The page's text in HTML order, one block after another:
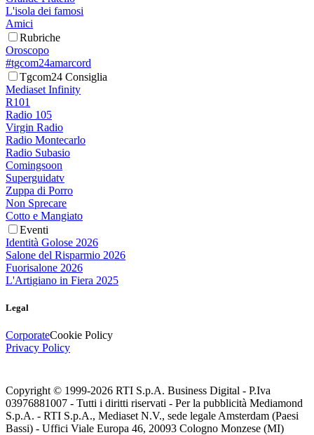
L'isola dei famosi
Amici
Rubriche
Oroscopo
#tgcom24amarcord
Tgcom24 Consiglia
Mediaset Infinity
R101
Radio 105
Virgin Radio
Radio Montecarlo
Radio Subasio
Comingsoon
Superguidatv
Zuppa di Porro
Non Sprecare
Cotto e Mangiato
Eventi
Identità Golose 2026
Salone del Risparmio 2026
Fuorisalone 2026
L'Artigiano in Fiera 2025
Legal
CorporateCookie Policy
Privacy Policy
Copyright © 1999-2026 RTI S.p.A. Business Digital - P.Iva
03976881007 - Tutti i diritti riservati - Per la pubblicità Mediamond
S.p.A. - RTI S.p.A., Mediaset N.V., sede legale Amsterdam (Paesi
Bassi) - Uffici Viale Europa 46, 20093 Cologno Monzese (MI)